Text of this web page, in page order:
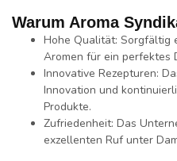
Warum Aroma
Hohe Qualität: Sorgfältig
Aromen für ein perfektes
Innovative Rezepturen:
Innovation und
Produkte.
Zufriedenheit: Das
exzellenten Ruf unter